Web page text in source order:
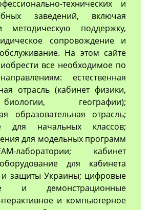
технических и
заведений, включая
методическую поддержку,
сопровождение и
На этом сайте
все необходимое по
естественная
отрасль (кабинет физики,
географии);
образовательная отрасль;
для начальных классов;
для модельных программ
лаборатории; кабинет
для кабинета
и защиты Украины; цифровые
и демонстрационные
и компьютерное